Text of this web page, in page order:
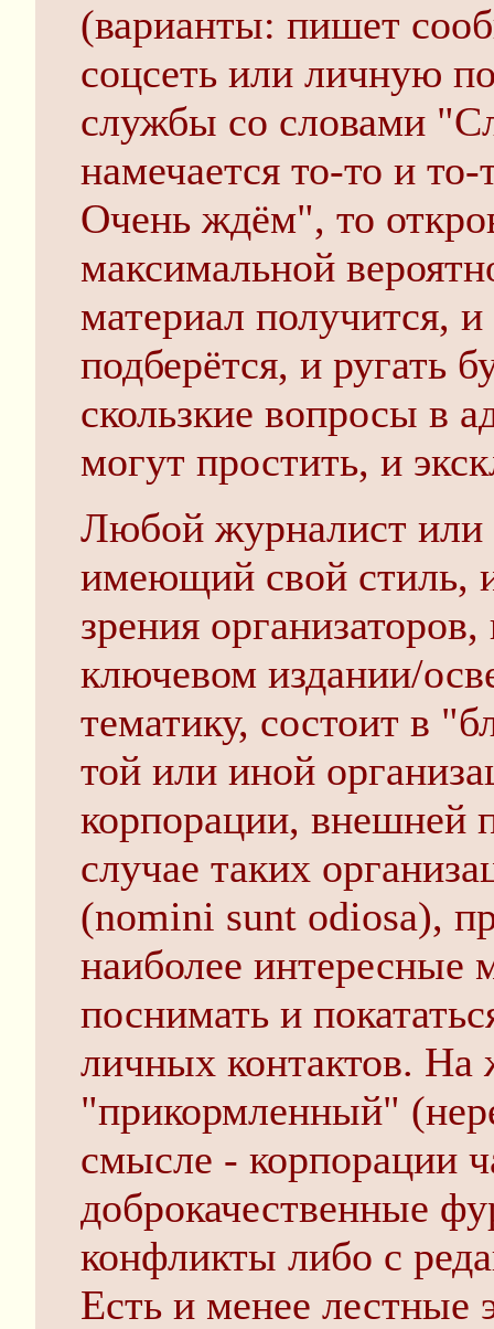
(варианты: пишет
соцсеть или личную
службы со словами
намечается то-то и
Очень ждём", то
максимальной
материал получится,
подберётся, и ругать
скользкие вопросы в
могут простить, и
Любой журналист или
имеющий свой стиль,
зрения
ключевом издании/
тематику, состоит в
той или иной
корпорации,
случае таких
(nomini sunt odiosa),
наиболее интересные
поснимать и
личных контактов. На
"прикормленный"
смысле - корпорации
доброкачественные
конфликты либо с
Есть и менее лестные